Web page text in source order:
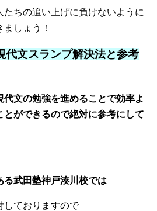
ちの追い上げに負けないように
しょう！
代文スランプ解決法と参考
代文の勉強を進めることで効率よ
とができるので絶対に参考にして
る武田塾神戸湊川校では
しておりますので